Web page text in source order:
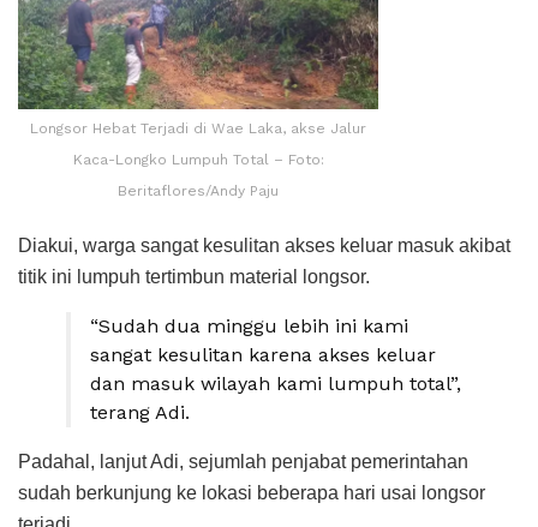
Longsor Hebat Terjadi di Wae Laka, akse Jalur
Kaca-Longko Lumpuh Total – Foto:
Beritaflores/Andy Paju
Diakui, warga sangat kesulitan akses keluar masuk akibat
titik ini lumpuh tertimbun material longsor.
“Sudah dua minggu lebih ini kami
sangat kesulitan karena akses keluar
dan masuk wilayah kami lumpuh total”,
terang Adi.
Padahal, lanjut Adi, sejumlah penjabat pemerintahan
sudah berkunjung ke lokasi beberapa hari usai longsor